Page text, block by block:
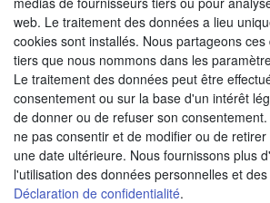
Autres modes de paiement:
Paiement à réception de facture
Paiement anticipé
Nous trouver
web. Le traitement des données a lieu
cookies sont installés. Nous partageons
tiers que nous nommons dans les
Le traitement des données peut être
consentement ou sur la base d'un intérêt
de donner ou de refuser son
ne pas consentir et de modifier ou de
une date ultérieure. Nous fournissons plus
l'utilisation des données personnelles et
Déclaration de confidentialité.